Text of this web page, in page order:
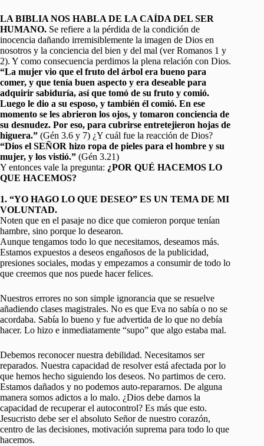
LA BIBLIA NOS HABLA DE LA CAÍDA DEL SER
HUMANO. Se refiere a la pérdida de la condición de
inocencia dañando irremisiblemente la imagen de Dios en
nosotros y la conciencia del bien y del mal (ver Romanos 1 y
2). Y como consecuencia perdimos la plena relación con Dios.
“La mujer vio que el fruto del árbol era bueno para
comer, y que tenía buen aspecto y era deseable para
adquirir sabiduría, así que tomó de su fruto y comió.
Luego le dio a su esposo, y también él comió. En ese
momento se les abrieron los ojos, y tomaron conciencia de
su desnudez. Por eso, para cubrirse entretejieron hojas de
higuera.” (Gén 3.6 y 7) ¿Y cuál fue la reacción de Dios?
“Dios el SEÑOR hizo ropa de pieles para el hombre y su
mujer, y los vistió.” (Gén 3.21)
Y entonces vale la pregunta: ¿POR QUÉ HACEMOS LO
QUE HACEMOS?
1. “YO HAGO LO QUE DESEO” ES UN TEMA DE MI
VOLUNTAD.
Noten que en el pasaje no dice que comieron porque tenían
hambre, sino porque lo desearon.
Aunque tengamos todo lo que necesitamos, deseamos más.
Estamos expuestos a deseos engañosos de la publicidad,
presiones sociales, modas y empezamos a consumir de todo lo
que creemos que nos puede hacer felices.
Nuestros errores no son simple ignorancia que se resuelve
añadiendo clases magistrales. No es que Eva no sabía o no se
acordaba. Sabía lo bueno y fue advertida de lo que no debía
hacer. Lo hizo e inmediatamente “supo” que algo estaba mal.
Debemos reconocer nuestra debilidad. Necesitamos ser
reparados. Nuestra capacidad de resolver está afectada por lo
que hemos hecho siguiendo los deseos. No partimos de cero.
Estamos dañados y no podemos auto-repararnos. De alguna
manera somos adictos a lo malo. ¿Dios debe darnos la
capacidad de recuperar el autocontrol? Es más que esto.
Jesucristo debe ser el absoluto Señor de nuestro corazón,
centro de las decisiones, motivación suprema para todo lo que
hacemos.